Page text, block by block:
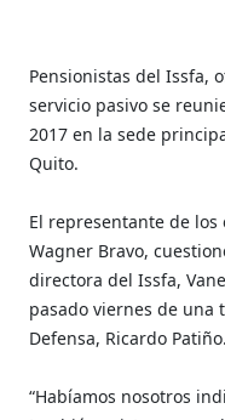
Pensionistas del Issfa,
servicio pasivo se
2017 en la sede
Quito.
El representante de
Wagner Bravo,
directora del Issfa,
pasado viernes de
Defensa, Ricardo
“Habíamos nosotros